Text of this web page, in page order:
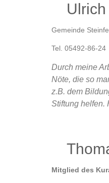
Gemeinde
Tel. 05492-86-24
Durch meine
Nöte, die so
z.B. dem
Stiftung helfen.
Mitglied des